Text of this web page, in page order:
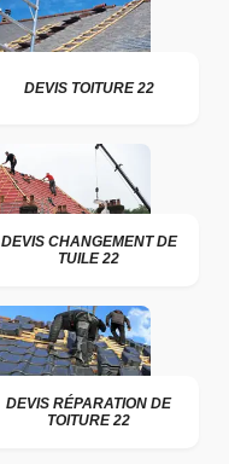
DEVIS TOITURE 22
DEVIS CHANGEMENT DE
TUILE 22
DEVIS RÉPARATION DE
TOITURE 22